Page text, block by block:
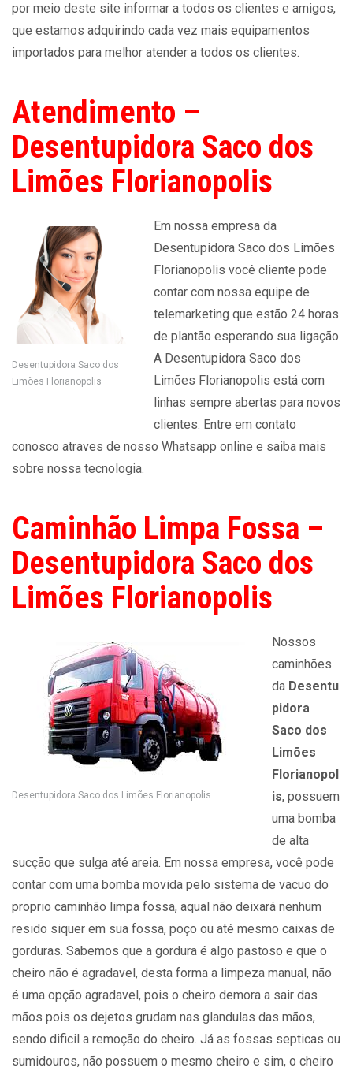
por meio deste site informar a todos os clientes e amigos,
que estamos adquirindo cada vez mais equipamentos
importados para melhor atender a todos os clientes.
Atendimento –
Desentupidora Saco dos
Limões Florianopolis
Desentupidora Saco dos
Limões Florianopolis
Em nossa empresa da
Desentupidora Saco dos Limões
Florianopolis você cliente pode
contar com nossa equipe de
telemarketing que estão 24 horas
de plantão esperando sua ligação.
A Desentupidora Saco dos
Limões Florianopolis está com
linhas sempre abertas para novos
clientes. Entre em contato
conosco atraves de nosso Whatsapp online e saiba mais
sobre nossa tecnologia.
Caminhão Limpa Fossa –
Desentupidora Saco dos
Limões Florianopolis
Desentupidora Saco dos Limões Florianopolis
Nossos
caminhões
da Desentu
pidora
Saco dos
Limões
Florianopol
is, possuem
uma bomba
de alta
sucção que sulga até areia. Em nossa empresa, você pode
contar com uma bomba movida pelo sistema de vacuo do
proprio caminhão limpa fossa, aqual não deixará nenhum
resido siquer em sua fossa, poço ou até mesmo caixas de
gorduras. Sabemos que a gordura é algo pastoso e que o
cheiro não é agradavel, desta forma a limpeza manual, não
é uma opção agradavel, pois o cheiro demora a sair das
mãos pois os dejetos grudam nas glandulas das mãos,
sendo dificil a remoção do cheiro. Já as fossas septicas ou
sumidouros, não possuem o mesmo cheiro e sim, o cheiro